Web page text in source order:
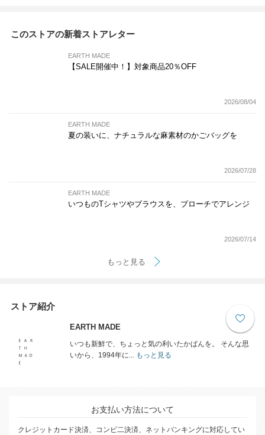
このストアの新着ストアレター
EARTH MADE
【SALE開催中！】対象商品20％OFF
2026/08/04
EARTH MADE
夏の装いに、ナチュラルな麻素材のかごバッグを
2026/07/28
EARTH MADE
いつものTシャツやブラウスを、ブローチでアレンジ
2026/07/14
もっと見る
ストア紹介
EARTH MADE
いつも新鮮で、ちょっと気の利いたかばんを。 そんな思
いから、1994年に...
もっと見る
お支払い方法について
クレジットカード決済、コンビ二決済、ネットバンキングに対応してい